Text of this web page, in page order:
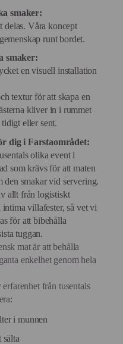
smaker:
delas. Våra koncept
runt bordet.
smaker:
en visuell installation
textur för att skapa en
kliver in i rummet
eller sent.
dig i Farstaområdet:
olika event i
som krävs för att maten
den smakar vid servering.
allt från logistiskt
villafester, så vet vi
för att bibehålla
tuggan.
mat är att behålla
enkelhet genom hela
från tusentals
i munnen